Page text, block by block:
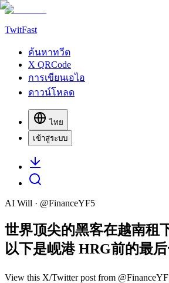
TwitFast
ค้นหาทวีต
X QRCode
การเขียนเอไอ
ดาวน์โหลด
ไทย
เข้าสู่ระบบ
AI Will · @FinanceYF5
世界顶尖的黑客在越南租
以下是岘港 HRG前的最
View this X/Twitter post from